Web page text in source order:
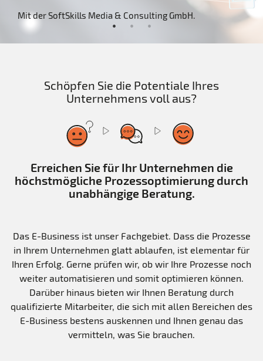
Mit der SoftSkills Media & Consulting GmbH.
Schöpfen Sie die Potentiale Ihres
Unternehmens voll aus?
Erreichen Sie für Ihr Unternehmen die
höchstmögliche Prozessoptimierung durch
unabhängige Beratung.
Das E-Business ist unser Fachgebiet. Dass die Prozesse
in Ihrem Unternehmen glatt ablaufen, ist elementar für
Ihren Erfolg. Gerne prüfen wir, ob wir Ihre Prozesse noch
weiter automatisieren und somit optimieren können.
Darüber hinaus bieten wir Ihnen Beratung durch
qualifizierte Mitarbeiter, die sich mit allen Bereichen des
E-Business bestens auskennen und Ihnen genau das
vermitteln, was Sie brauchen.